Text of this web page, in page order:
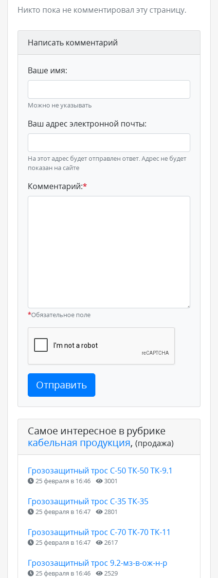
Никто пока не комментировал эту страницу.
Написать комментарий
Ваше имя:
Можно не указывать
Ваш адрес электронной почты:
На этот адрес будет отправлен ответ. Адрес не будет
показан на сайте
Комментарий:*
*Обязательное поле
Отправить
Самое интересное в рубрике
кабельная продукция, (продажа)
Грозозащитный трос С-50 ТК-50 ТК-9.1
25 февраля в 16:46 3001
Грозозащитный трос С-35 ТК-35
25 февраля в 16:47 2801
Грозозащитный трос С-70 ТК-70 ТК-11
25 февраля в 16:47 2617
Грозозащитный трос 9.2-мз-в-ож-н-р
25 февраля в 16:46 2529